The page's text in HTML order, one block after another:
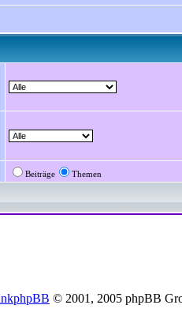
Beiträge Themen
phpBB © 2001, 2005 phpBB